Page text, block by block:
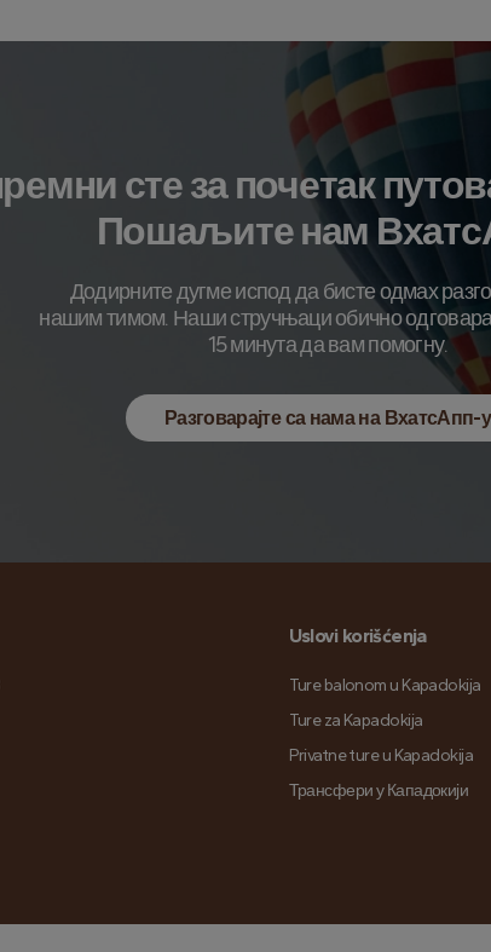
сте за почетак
Пошаљите нам
Додирните дугме испод да бисте одмах
нашим тимом. Наши стручњаци обично
15 минута да вам помогну.
Разговарајте са нама на ВхатсАпп-у
Uslovi korišćenja
Ture balonom u Kapadokija
Ture za Kapadokija
Privatne ture u Kapadokija
Трансфери у Кападокији